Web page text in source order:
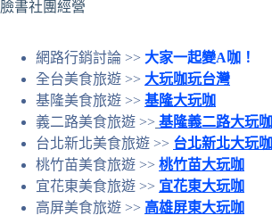
臉書社團經營
網路行銷討論 >> 大家一起變A咖！
全台美食旅遊 >> 大玩咖玩台灣
基隆美食旅遊 >> 基隆大玩咖
義二路美食旅遊 >> 基隆義二路大玩咖
台北新北美食旅遊 >> 台北新北大玩咖
桃竹苗美食旅遊 >> 桃竹苗大玩咖
宜花東美食旅遊 >> 宜花東大玩咖
高屏美食旅遊 >> 高雄屏東大玩咖